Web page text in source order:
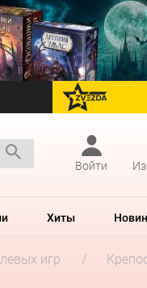
перейти на Zvezda
Войти
Хиты
игр